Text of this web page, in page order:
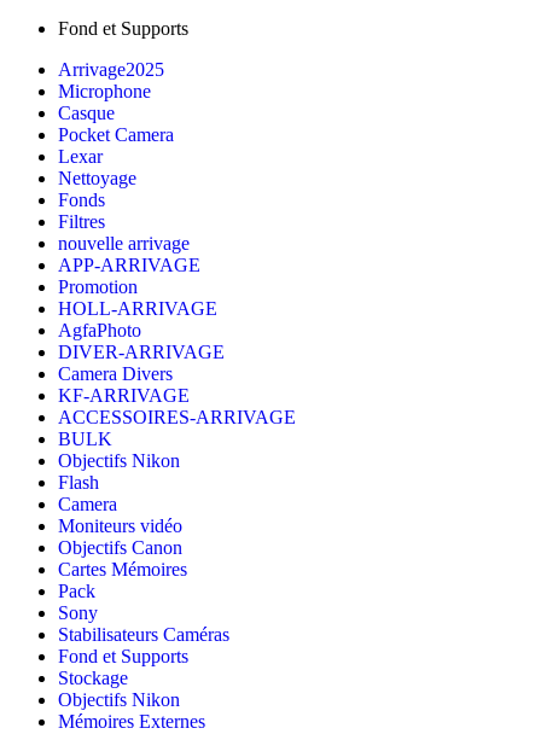
Fond et Supports
Arrivage2025
Microphone
Casque
Pocket Camera
Lexar
Nettoyage
Fonds
Filtres
nouvelle arrivage
APP-ARRIVAGE
Promotion
HOLL-ARRIVAGE
AgfaPhoto
DIVER-ARRIVAGE
Camera Divers
KF-ARRIVAGE
ACCESSOIRES-ARRIVAGE
BULK
Objectifs Nikon
Flash
Camera
Moniteurs vidéo
Objectifs Canon
Cartes Mémoires
Pack
Sony
Stabilisateurs Caméras
Fond et Supports
Stockage
Objectifs Nikon
Mémoires Externes